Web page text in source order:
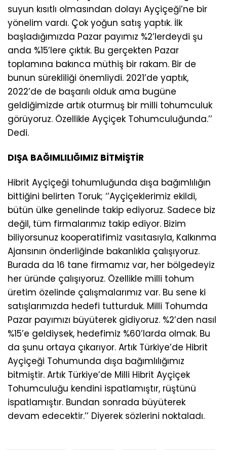
suyun kısıtlı olmasından dolayı Ayçiçeği’ne bir
yönelim vardı. Çok yoğun satış yaptık. İlk
başladığımızda Pazar payımız %2’lerdeydi şu
anda %15’lere çıktık. Bu gerçekten Pazar
toplamına bakınca müthiş bir rakam. Bir de
bunun sürekliliği önemliydi. 2021’de yaptık,
2022’de de başarılı olduk ama bugüne
geldiğimizde artık oturmuş bir milli tohumculuk
görüyoruz. Özellikle Ayçiçek Tohumculuğunda.’’
Dedi.
DIŞA BAĞIMLILIĞIMIZ BİTMİŞTİR
Hibrit Ayçiçeği tohumluğunda dışa bağımlılığın
bittiğini belirten Toruk; ‘’Ayçiçeklerimiz ekildi,
bütün ülke genelinde takip ediyoruz. Sadece biz
değil, tüm firmalarımız takip ediyor. Bizim
biliyorsunuz kooperatifimiz vasıtasıyla, Kalkınma
Ajansının önderliğinde bakanlıkla çalışıyoruz.
Burada da 16 tane firmamız var, her bölgedeyiz
her üründe çalışıyoruz. Özellikle milli tohum
üretim özelinde çalışmalarımız var. Bu sene ki
satışlarımızda hedefi tutturduk. Milli Tohumda
Pazar payımızı büyüterek gidiyoruz. %2’den nasıl
%15’e geldiysek, hedefimiz %60’larda olmak. Bu
da şunu ortaya çıkarıyor. Artık Türkiye’de Hibrit
Ayçiçeği Tohumunda dışa bağımlılığımız
bitmiştir. Artık Türkiye’de Milli Hibrit Ayçiçek
Tohumculuğu kendini ispatlamıştır, rüştünü
ispatlamıştır. Bundan sonrada büyüterek
devam edecektir.’’ Diyerek sözlerini noktaladı.